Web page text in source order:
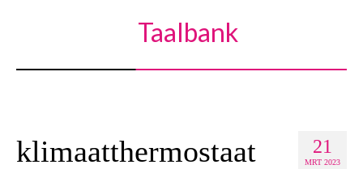
Taalbank
21
MRT 2023
klimaatthermostaat